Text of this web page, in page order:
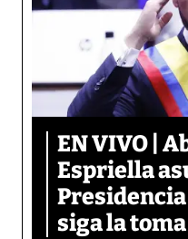
EN VIVO |
Espriella
siga la